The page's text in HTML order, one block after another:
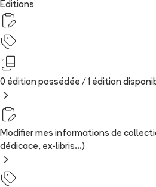
Editions
0 édition possédée / 1 édition
Modifier mes informations de
dédicace, ex-libris...)